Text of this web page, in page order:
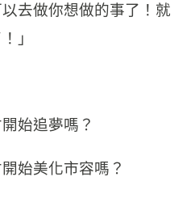
去做你想做的事了！就
」
始追夢嗎？
始美化市容嗎？